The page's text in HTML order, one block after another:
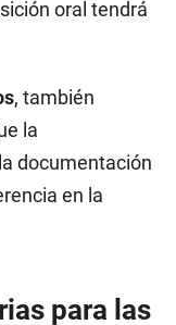
oral tendrá
, también
la
documentación
en la
para las